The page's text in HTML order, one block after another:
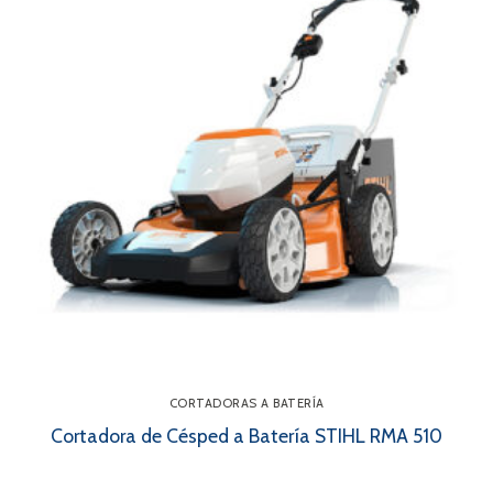
CORTADORAS A BATERÍA
Cortadora de Césped a Batería STIHL RMA 510